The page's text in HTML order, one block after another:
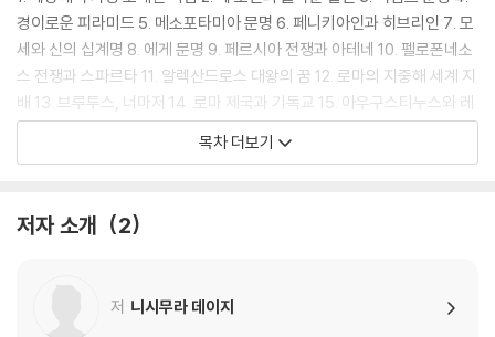
사’를 맛보게 될 것이다.
이미 일본에서는 출간 직후 베스트셀러가 되었으며 문고판으로 보급되어
오늘날까지도 ‘세계사의 클래식’으로 불린다. 한 독자는 “단숨에 읽고 감동
에 젖었다”고 감탄할 만큼 흡입력 있는 내용이 마음을 사로잡는다. 이 한
권으로 책을 손에서 못 놓는 재미에 빠질 수도, 학자의 우러나온 통찰에 깜
세계사의 낯선 이름들 앞에 주저했던 초심자부터 깊이 있는 교양을 찾는
경이로운 피라미드 5. 메소포타미아 문명 6. 페니키아인과 히브리인 7. 모
세와 신의 십계명 8. 에게 문명 9. 페르시아 전쟁과 아테네 10. 펠로폰네소
스 전쟁과 스파르타 11. 알렉산드로스 대왕의 꿈 12. 로마의 지중해 세계 지
배 13. 브루투스, 너마저 14. 로마 제국과 기독교 15. 아우구스티누스와 레
오 1세 16. 불교와 힌두교 17. 황하 문명 18. 공자와 석가 19. 최초의 통일
국가, 진나라 20. 한나라의 융성
Ⅱ. 동아시아 이야기
트라 23. 실크 로드를 가다 24. 북송과 남송 25. 왕안석과 주희 26. 몽골
목차 더보기
저자 소개 2
저 니시무라 데이지